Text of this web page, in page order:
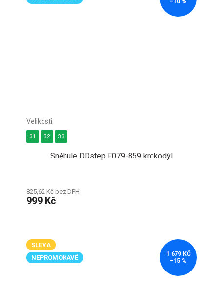
–10 %
Sněhule DDstep F079-859 krokodýl
825,62 Kč bez DPH
999 Kč
31 32 33
SLEVA
NEPROMOKAVÉ
1 679 KČ
–15 %